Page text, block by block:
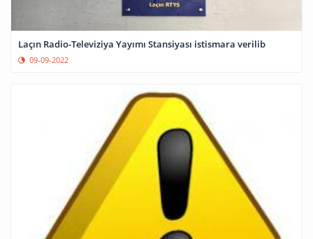
Laçın Radio-Televiziya Yayımı Stansiyası istismara verilib
09-09-2022